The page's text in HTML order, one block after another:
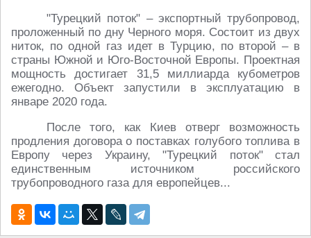
"Турецкий поток" – экспортный трубопровод,
проложенный по дну Черного моря. Состоит из двух
ниток, по одной газ идет в Турцию, по второй – в
страны Южной и Юго-Восточной Европы. Проектная
мощность достигает 31,5 миллиарда кубометров
ежегодно. Объект запустили в эксплуатацию в
январе 2020 года.
После того, как Киев отверг возможность
продления договора о поставках голубого топлива в
Европу через Украину, "Турецкий поток" стал
единственным источником российского
трубопроводного газа для европейцев...